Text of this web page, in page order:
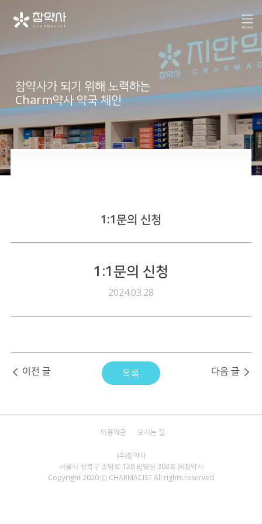
참약사가 되기 위해 노력하는
Charm약사 약국 체인
컨텐츠
전자공고
1:1문의 신청
1:1문의 신청
2024.03.28
이전 글 목록 다음 글
서울시 성북구 종암로 120 BJ빌딩 303호 ㈜참약사
Copyright 2020 ⓒ CHARMACIST All rights reserved
이용약관 오시는 길